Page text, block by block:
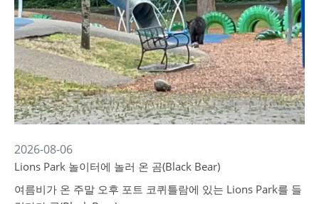
2026-08-06
Lions Park 놀이터에 놀러 온 곰(Black Bear)
여름비가 온 주말 오후 포트 코퀴틀람에 있는 Lions Park를 들